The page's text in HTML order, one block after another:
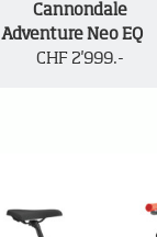
Cannondale
Adventure Neo EQ
CHF 2'999.-